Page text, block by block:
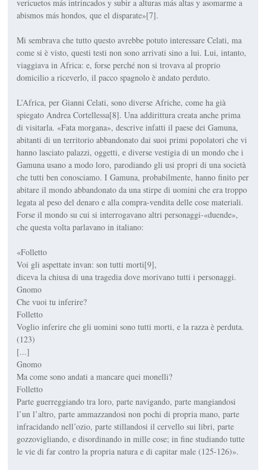
vericuetos más intrincados y subir a alturas más altas y asomarme a
abismos más hondos, que el disparate»[7].
Mi sembrava che tutto questo avrebbe potuto interessare Celati, ma
come si è visto, questi testi non sono arrivati sino a lui. Lui, intanto,
viaggiava in Africa: e, forse perché non si trovava al proprio
domicilio a riceverlo, il pacco spagnolo è andato perduto.
L’Africa, per Gianni Celati, sono diverse Afriche, come ha già
spiegato Andrea Cortellessa[8]. Una addirittura creata anche prima
di visitarla. «Fata morgana», descrive infatti il paese dei Gamuna,
abitanti di un territorio abbandonato dai suoi primi popolatori che vi
hanno lasciato palazzi, oggetti, e diverse vestigia di un mondo che i
Gamuna usano a modo loro, parodiando gli usi propri di una società
che tutti ben conosciamo. I Gamuna, probabilmente, hanno finito per
abitare il mondo abbandonato da una stirpe di uomini che era troppo
legata al peso del denaro e alla compra-vendita delle cose materiali.
Forse il mondo su cui si interrogavano altri personaggi-«duende»,
che questa volta parlavano in italiano:
«Folletto
Voi gli aspettate invan: son tutti morti[9],
diceva la chiusa di una tragedia dove morivano tutti i personaggi.
Gnomo
Che vuoi tu inferire?
Folletto
Voglio inferire che gli uomini sono tutti morti, e la razza è perduta.
(123)
[...]
Gnomo
Ma come sono andati a mancare quei monelli?
Folletto
Parte guerreggiando tra loro, parte navigando, parte mangiandosi
l’un l’altro, parte ammazzandosi non pochi di propria mano, parte
infracidando nell’ozio, parte stillandosi il cervello sui libri, parte
gozzovigliando, e disordinando in mille cose; in fine studiando tutte
le vie di far contro la propria natura e di capitar male (125-126)».